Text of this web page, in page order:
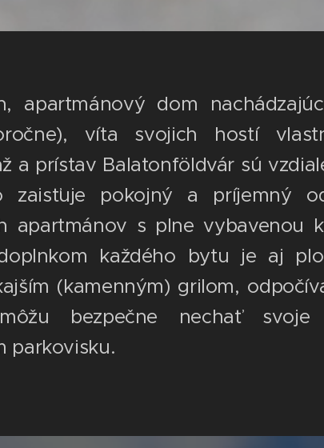
apartmánový dom
víta svojich hostí
a prístav Balatonföldvár sú
zaisťuje pokojný a príjemný
apartmánov s plne vybavenou
každého bytu je aj
(kamenným) grilom,
bezpečne nechať
parkovisku.